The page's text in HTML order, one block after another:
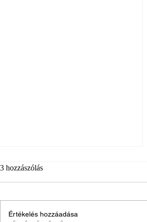
3 hozzászólás
Értékelés hozzáadása